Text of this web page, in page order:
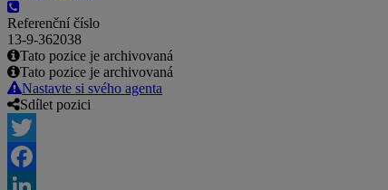
Referenční číslo
13-9-362038
Tato pozice je archivovaná
Tato pozice je archivovaná
Nastavte si svého agenta
Sdílet pozici
Twitter
Facebook